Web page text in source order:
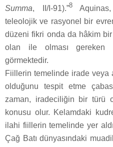
Summa, II/I-91).”8Aquinas,
teleolojik ve rasyonel bir
düzeni fikri onda da hâkim
olan ile olması gereken
görmektedir.
Fiillerin temelinde irade veya
olduğunu tespit etme
zaman, iradeciliğin bir türü
konusu olur. Kelamdaki
ilahi fiillerin temelinde yer
Çağ Batı dünyasındaki